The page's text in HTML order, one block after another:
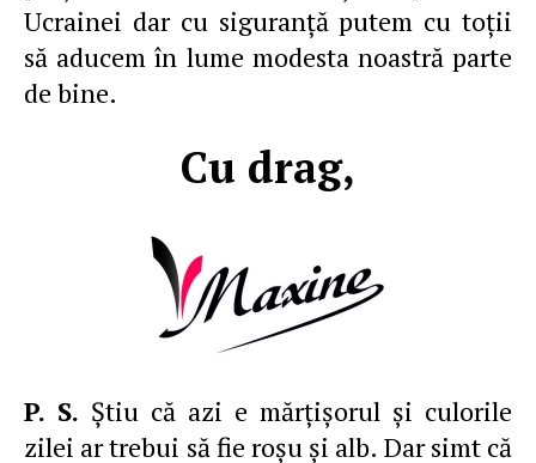
Ucrainei dar cu siguranţă putem cu toţii
să aducem în lume modesta noastră parte
de bine.
Cu drag,
P. S. Ştiu că azi e mărţişorul şi culorile
zilei ar trebui să fie roşu şi alb. Dar simt că